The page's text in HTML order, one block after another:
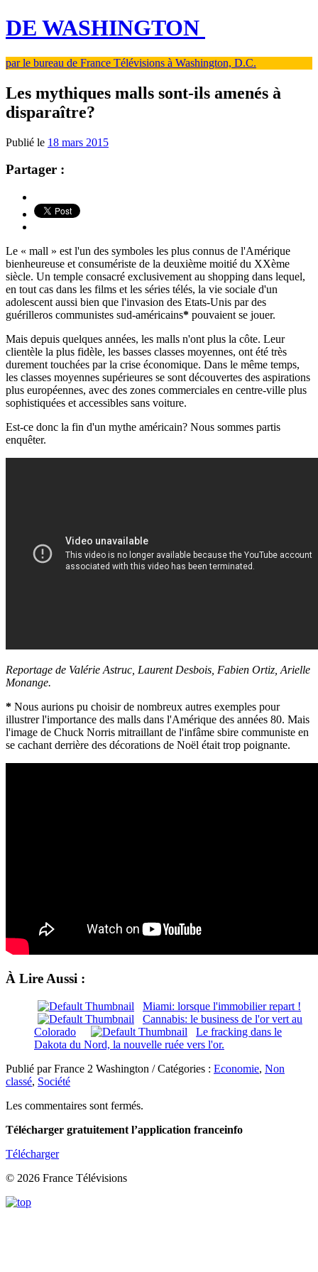
DE WASHINGTON
par le bureau de France Télévisions à Washington, D.C.
Les mythiques malls sont-ils amenés à
disparaître?
Publié le 18 mars 2015
Partager :
Le « mall » est l'un des symboles les plus connus de l'Amérique
bienheureuse et consumériste de la deuxième moitié du XXème
siècle. Un temple consacré exclusivement au shopping dans lequel,
en tout cas dans les films et les séries télés, la vie sociale d'un
adolescent aussi bien que l'invasion des Etats-Unis par des
guérilleros communistes sud-américains* pouvaient se jouer.
Mais depuis quelques années, les malls n'ont plus la côte. Leur
clientèle la plus fidèle, les basses classes moyennes, ont été très
durement touchées par la crise économique. Dans le même temps,
les classes moyennes supérieures se sont découvertes des aspirations
plus européennes, avec des zones commerciales en centre-ville plus
sophistiquées et accessibles sans voiture.
Est-ce donc la fin d'un mythe américain? Nous sommes partis
enquêter.
Reportage de Valérie Astruc, Laurent Desbois, Fabien Ortiz, Arielle
Monange.
* Nous aurions pu choisir de nombreux autres exemples pour
illustrer l'importance des malls dans l'Amérique des années 80. Mais
l'image de Chuck Norris mitraillant de l'infâme sbire communiste en
se cachant derrière des décorations de Noël était trop poignante.
À Lire Aussi :
Miami: lorsque l'immobilier repart !
Cannabis: le business de l'or vert au
Colorado
Le fracking dans le
Dakota du Nord, la nouvelle ruée vers l'or.
Publié par France 2 Washington / Catégories : Economie, Non
classé, Société
Les commentaires sont fermés.
Télécharger gratuitement l’application franceinfo
Télécharger
© 2026 France Télévisions